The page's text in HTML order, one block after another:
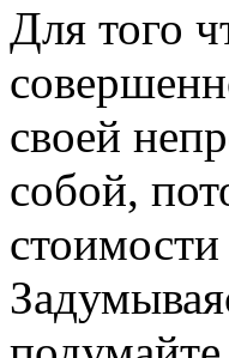
Для того
своей
собой,